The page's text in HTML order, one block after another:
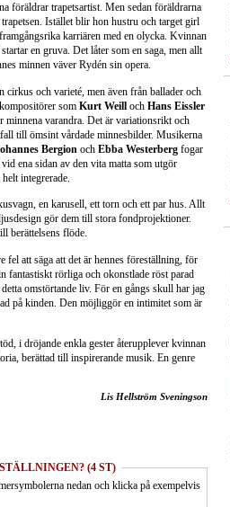
föräldrar trapetsartist. Men sedan föräldrarna
Istället blir hon hustru och target girl
karriären med en olycka. Kvinnan
en gruva. Det låter som en saga, men allt
minnen väver Rydén sin opera.
cirkus och varieté, men även från ballader och
som Kurt Weill och Hans Eissler
varandra. Det är variationsrikt och
till ömsint vårdade minnesbilder. Musikerna
Bergion och Ebba Westerberg fogar
ena sidan av den vita matta som utgör
integrerade.
en karusell, ett torn och ett par hus. Allt
gör dem till stora fondprojektioner.
berättelsens flöde.
fel att säga att det är hennes föreställning, för
fantastiskt rörliga och okonstlade röst parad
omstörtande liv. För en gångs skull har jag
på kinden. Den möjliggör en intimitet som är
i dröjande enkla gester återupplever kvinnan
berättad till inspirerande musik. En genre
Lis Hellström Sveningson
(4 ST)
nedan och klicka på exempelvis